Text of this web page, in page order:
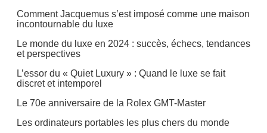
Comment Jacquemus s’est imposé comme une maison
incontournable du luxe
Le monde du luxe en 2024 : succès, échecs, tendances
et perspectives
L’essor du « Quiet Luxury » : Quand le luxe se fait
discret et intemporel
Le 70e anniversaire de la Rolex GMT-Master
Les ordinateurs portables les plus chers du monde